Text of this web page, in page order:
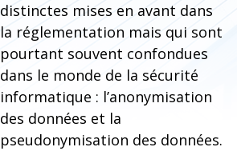
distinctes mises en avant dans
la réglementation mais qui sont
pourtant souvent confondues
dans le monde de la sécurité
informatique : l’anonymisation
des données et la
pseudonymisation des données.